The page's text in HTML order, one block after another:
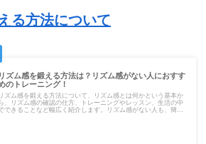
る方法について
リズム感を鍛える方法は？リズム感がない人におすす
のトレーニング！
リズム感を鍛える方法について、リズム感とは何かという基本か
、リズム感の確認の仕方、トレーニングやレッスン、生活の中
できることなど幅広く紹介します。リズム感がない人も、簡単